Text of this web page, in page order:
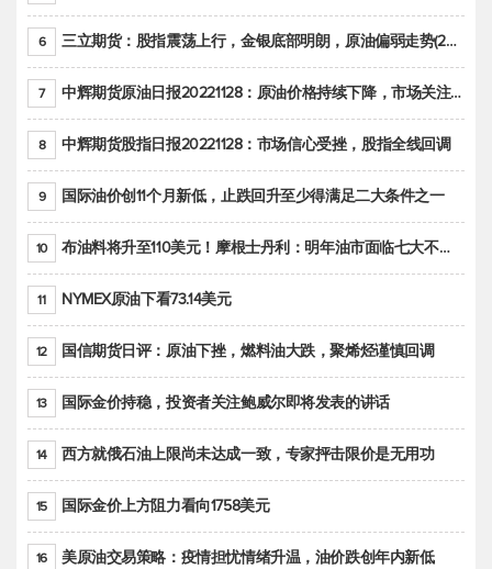
6 三立期货：股指震荡上行，金银底部明朗，原油偏弱走势(20221128收评)
7 中辉期货原油日报20221128：原油价格持续下降，市场关注OPEC+新一轮产能政策
8 中辉期货股指日报20221128：市场信心受挫，股指全线回调
9 国际油价创11个月新低，止跌回升至少得满足二大条件之一
10 布油料将升至110美元！摩根士丹利：明年油市面临七大不确定性
11 NYMEX原油下看73.14美元
12 国信期货日评：原油下挫，燃料油大跌，聚烯烃谨慎回调
13 国际金价持稳，投资者关注鲍威尔即将发表的讲话
14 西方就俄石油上限尚未达成一致，专家抨击限价是无用功
15 国际金价上方阻力看向1758美元
16 美原油交易策略：疫情担忧情绪升温，油价跌创年内新低